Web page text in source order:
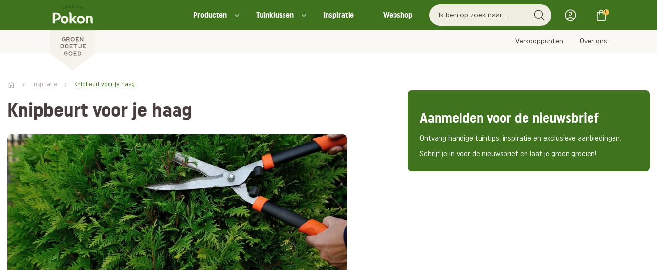
Producten Tuinklussen Inspiratie Webshop 0
Verkooppunten Over ons
Inspiratie Knipbeurt voor je haag
Knipbeurt voor je haag Aanmelden voor de nieuwsbrief
Ontvang handige tuintips, inspiratie en exclusieve aanbiedingen.
Schrijf je in voor de nieuwsbrief en laat je groen groeien!